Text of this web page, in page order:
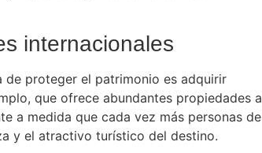
internacionales
de proteger el patrimonio es adquirir
que ofrece abundantes propiedades a
a medida que cada vez más personas de
y el atractivo turístico del destino.